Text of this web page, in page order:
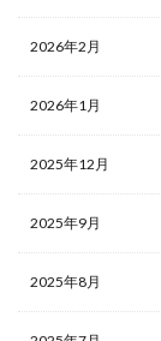
2026年2月
2026年1月
2025年12月
2025年9月
2025年8月